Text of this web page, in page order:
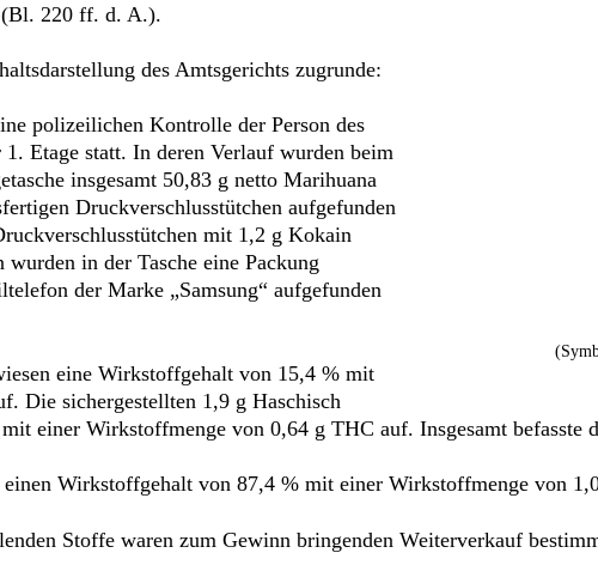
(Bl. 220 ff. d. A.).
des Amtsgerichts zugrunde:
polizeilichen Kontrolle der Person des
Etage statt. In deren Verlauf wurden beim
insgesamt 50,83 g netto Marihuana
Druckverschlusstütchen aufgefunden
mit 1,2 g Kokain
in der Tasche eine Packung
der Marke „Samsung“ aufgefunden
eine Wirkstoffgehalt von 15,4 % mit
Die sichergestellten 1,9 g Haschisch
einer Wirkstoffmenge von 0,64 g THC auf. Insgesamt befasste
Wirkstoffgehalt von 87,4 % mit einer Wirkstoffmenge von
Stoffe waren zum Gewinn bringenden Weiterverkauf